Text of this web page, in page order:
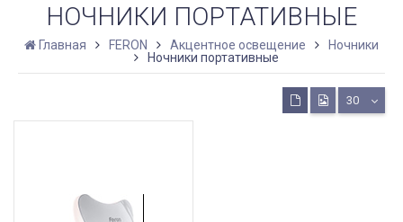
НОЧНИКИ ПОРТАТИВНЫЕ
Главная FERON Акцентное освещение
Ночники
Ночники портативные
30